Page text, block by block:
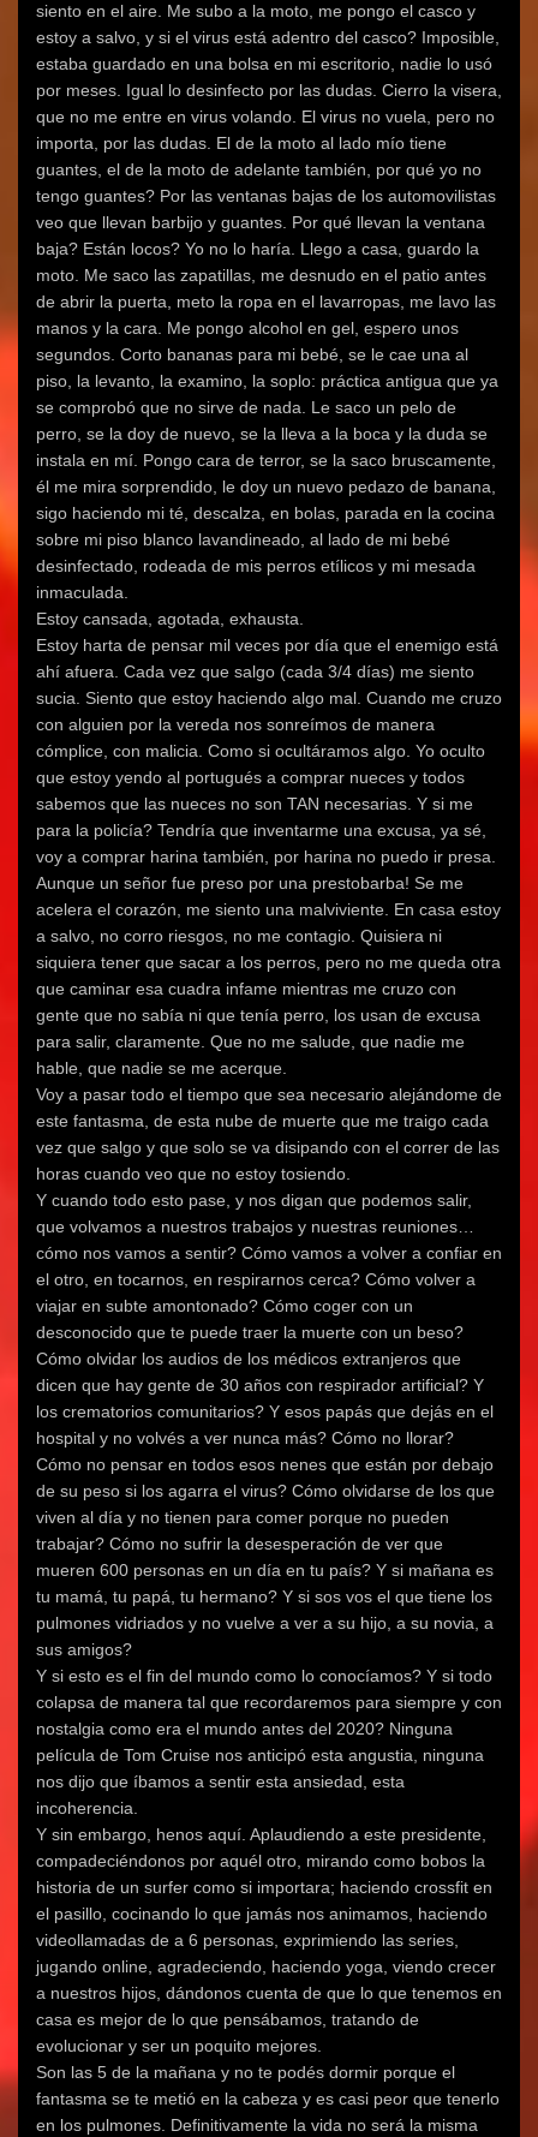
siento en el aire. Me subo a la moto, me pongo el casco y
estoy a salvo, y si el virus está adentro del casco? Imposible,
estaba guardado en una bolsa en mi escritorio, nadie lo usó
por meses. Igual lo desinfecto por las dudas. Cierro la visera,
que no me entre en virus volando. El virus no vuela, pero no
importa, por las dudas. El de la moto al lado mío tiene
guantes, el de la moto de adelante también, por qué yo no
tengo guantes? Por las ventanas bajas de los automovilistas
veo que llevan barbijo y guantes. Por qué llevan la ventana
baja? Están locos? Yo no lo haría. Llego a casa, guardo la
moto. Me saco las zapatillas, me desnudo en el patio antes
de abrir la puerta, meto la ropa en el lavarropas, me lavo las
manos y la cara. Me pongo alcohol en gel, espero unos
segundos. Corto bananas para mi bebé, se le cae una al
piso, la levanto, la examino, la soplo: práctica antigua que ya
se comprobó que no sirve de nada. Le saco un pelo de
perro, se la doy de nuevo, se la lleva a la boca y la duda se
instala en mí. Pongo cara de terror, se la saco bruscamente,
él me mira sorprendido, le doy un nuevo pedazo de banana,
sigo haciendo mi té, descalza, en bolas, parada en la cocina
sobre mi piso blanco lavandineado, al lado de mi bebé
desinfectado, rodeada de mis perros etílicos y mi mesada
inmaculada.
Estoy cansada, agotada, exhausta.
Estoy harta de pensar mil veces por día que el enemigo está
ahí afuera. Cada vez que salgo (cada 3/4 días) me siento
sucia. Siento que estoy haciendo algo mal. Cuando me cruzo
con alguien por la vereda nos sonreímos de manera
cómplice, con malicia. Como si ocultáramos algo. Yo oculto
que estoy yendo al portugués a comprar nueces y todos
sabemos que las nueces no son TAN necesarias. Y si me
para la policía? Tendría que inventarme una excusa, ya sé,
voy a comprar harina también, por harina no puedo ir presa.
Aunque un señor fue preso por una prestobarba! Se me
acelera el corazón, me siento una malviviente. En casa estoy
a salvo, no corro riesgos, no me contagio. Quisiera ni
siquiera tener que sacar a los perros, pero no me queda otra
que caminar esa cuadra infame mientras me cruzo con
gente que no sabía ni que tenía perro, los usan de excusa
para salir, claramente. Que no me salude, que nadie me
hable, que nadie se me acerque.
Voy a pasar todo el tiempo que sea necesario alejándome de
este fantasma, de esta nube de muerte que me traigo cada
vez que salgo y que solo se va disipando con el correr de las
horas cuando veo que no estoy tosiendo.
Y cuando todo esto pase, y nos digan que podemos salir,
que volvamos a nuestros trabajos y nuestras reuniones…
cómo nos vamos a sentir? Cómo vamos a volver a confiar en
el otro, en tocarnos, en respirarnos cerca? Cómo volver a
viajar en subte amontonado? Cómo coger con un
desconocido que te puede traer la muerte con un beso?
Cómo olvidar los audios de los médicos extranjeros que
dicen que hay gente de 30 años con respirador artificial? Y
los crematorios comunitarios? Y esos papás que dejás en el
hospital y no volvés a ver nunca más? Cómo no llorar?
Cómo no pensar en todos esos nenes que están por debajo
de su peso si los agarra el virus? Cómo olvidarse de los que
viven al día y no tienen para comer porque no pueden
trabajar? Cómo no sufrir la desesperación de ver que
mueren 600 personas en un día en tu país? Y si mañana es
tu mamá, tu papá, tu hermano? Y si sos vos el que tiene los
pulmones vidriados y no vuelve a ver a su hijo, a su novia, a
sus amigos?
Y si esto es el fin del mundo como lo conocíamos? Y si todo
colapsa de manera tal que recordaremos para siempre y con
nostalgia como era el mundo antes del 2020? Ninguna
película de Tom Cruise nos anticipó esta angustia, ninguna
nos dijo que íbamos a sentir esta ansiedad, esta
incoherencia.
Y sin embargo, henos aquí. Aplaudiendo a este presidente,
compadeciéndonos por aquél otro, mirando como bobos la
historia de un surfer como si importara; haciendo crossfit en
el pasillo, cocinando lo que jamás nos animamos, haciendo
videollamadas de a 6 personas, exprimiendo las series,
jugando online, agradeciendo, haciendo yoga, viendo crecer
a nuestros hijos, dándonos cuenta de que lo que tenemos en
casa es mejor de lo que pensábamos, tratando de
evolucionar y ser un poquito mejores.
Son las 5 de la mañana y no te podés dormir porque el
fantasma se te metió en la cabeza y es casi peor que tenerlo
en los pulmones. Definitivamente la vida no será la misma